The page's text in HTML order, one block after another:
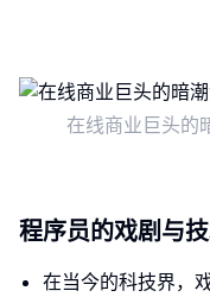
在线商业巨头的
程序员的戏剧与
在当今的科技界，